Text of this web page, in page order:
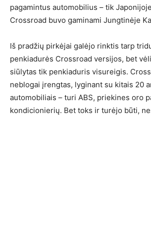
pagamintus automobilius – tik
Crossroad buvo gaminami Jungtinėje
Iš pradžių pirkėjai galėjo rinktis tarp
penkiadurės Crossroad versijos, bet
siūlytas tik penkiaduris visureigis.
neblogai įrengtas, lyginant su kitais 20
automobiliais – turi ABS, priekines oro
kondicionierių. Bet toks ir turėjo būti,